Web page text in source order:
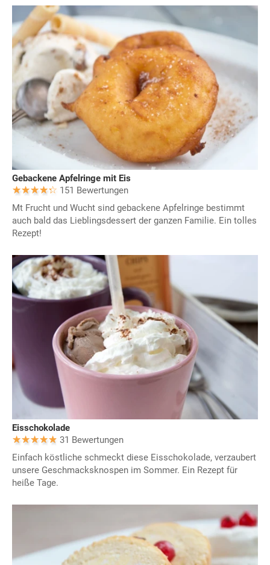
Gebackene Apfelringe mit Eis
151 Bewertungen
Mt Frucht und Wucht sind gebackene Apfelringe bestimmt
auch bald das Lieblingsdessert der ganzen Familie. Ein tolles
Rezept!
Eisschokolade
31 Bewertungen
Einfach köstliche schmeckt diese Eisschokolade, verzaubert
unsere Geschmacksknospen im Sommer. Ein Rezept für
heiße Tage.